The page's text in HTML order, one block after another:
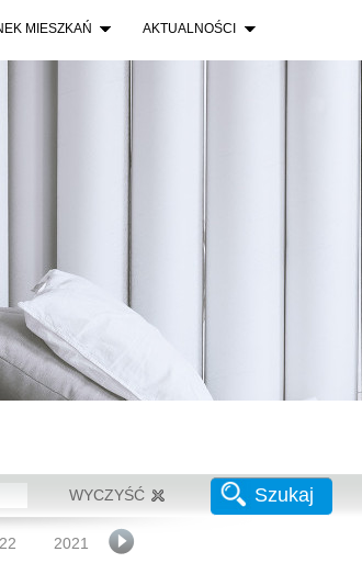
MIESZKAŃ AKTUALNOŚCI
Szukaj
WYCZYŚĆ
2021 2020